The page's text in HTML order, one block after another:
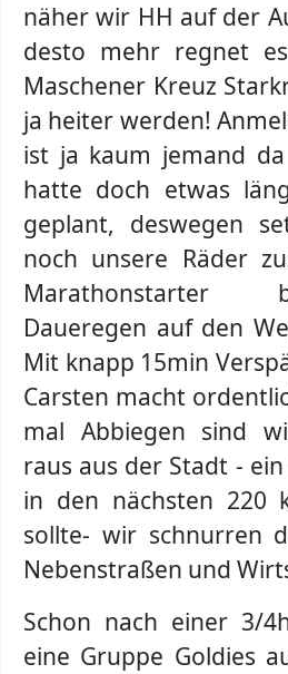
näher wir HH auf der
desto mehr regnet
Maschener Kreuz
ja heiter werden!
ist ja kaum jemand
hatte doch etwas
geplant, deswegen
noch unsere Räder
Marathonstarter
Daueregen auf den
Mit knapp 15min
Carsten macht
mal Abbiegen sind
raus aus der Stadt -
in den nächsten 220
sollte- wir schnurren
Nebenstraßen und
Schon nach einer 3/
eine Gruppe Goldies